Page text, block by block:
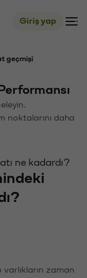
Giriş yap
geçmişi
noktalarını daha
ne kadardı?
zaman